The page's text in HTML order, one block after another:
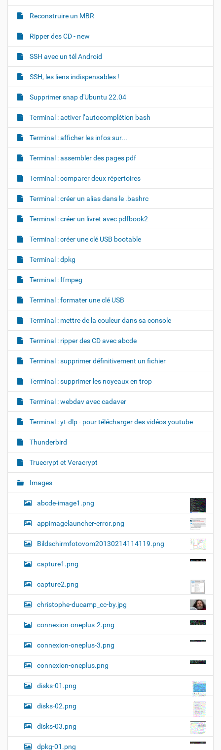
Reconstruire un MBR
Ripper des CD - new
SSH avec un tél Android
SSH, les liens indispensables !
Supprimer snap d'Ubuntu 22.04
Terminal : activer l’autocomplétion bash
Terminal : afficher les infos sur...
Terminal : assembler des pages pdf
Terminal : comparer deux répertoires
Terminal : créer un alias dans le .bashrc
Terminal : créer un livret avec pdfbook2
Terminal : créer une clé USB bootable
Terminal : dpkg
Terminal : ffmpeg
Terminal : formater une clé USB
Terminal : mettre de la couleur dans sa console
Terminal : ripper des CD avec abcde
Terminal : supprimer définitivement un fichier
Terminal : supprimer les noyeaux en trop
Terminal : webdav avec cadaver
Terminal : yt-dlp - pour télécharger des vidéos youtube
Thunderbird
Truecrypt et Veracrypt
Images
abcde-image1.png
appimagelauncher-error.png
Bildschirmfotovom20130214114119.png
capture1.png
capture2.png
christophe-ducamp_cc-by.jpg
connexion-oneplus-2.png
connexion-oneplus-3.png
connexion-oneplus.png
disks-01.png
disks-02.png
disks-03.png
dpkg-01.png